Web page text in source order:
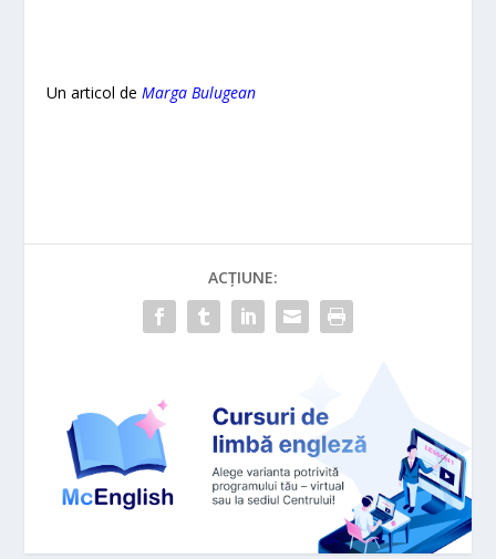
Un articol deMarga Bulugean
ACȚIUNE: